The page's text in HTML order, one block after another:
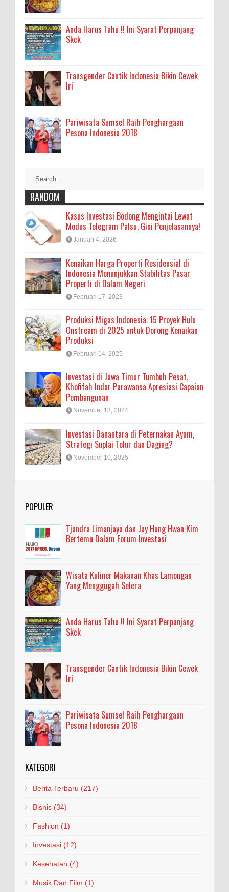
Anda Harus Tahu !! Ini Syarat Perpanjang
Skck
Transgender Cantik Indonesia Bikin Cewek
Iri
Pariwisata Sumsel Raih Penghargaan
Pesona Indonesia 2018
RANDOM
Kasus Investasi Bodong Mengintai Lewat
Modus Telegram Palsu, Gini Penjelasannya!
Januari 4, 2026
Kenaikan Harga Properti Residensial di
Indonesia Menunjukkan Stabilitas Pasar
Properti di Dalam Negeri
Februari 17, 2023
Produksi Migas Indonesia: 15 Proyek Hulu
Onstream di 2025 untuk Dorong Kenaikan
Produksi
Februari 14, 2025
Investasi di Jawa Timur Tumbuh Pesat,
Khofifah Indar Parawansa Apresiasi Capaian
Pembangunan
November 13, 2024
Investasi Danantara di Peternakan Ayam,
Strategi Suplai Telur dan Daging?
November 10, 2025
POPULER
Tjandra Limanjaya dan Jay Hung Hwan Kim
Bertemu Dalam Forum Investasi
Wisata Kuliner Makanan Khas Lamongan
Yang Menggugah Selera
Anda Harus Tahu !! Ini Syarat Perpanjang
Skck
Transgender Cantik Indonesia Bikin Cewek
Iri
Pariwisata Sumsel Raih Penghargaan
Pesona Indonesia 2018
KATEGORI
Berita Terbaru (217)
Bisnis (34)
Fashion (1)
Investasi (12)
Kesehatan (4)
Musik Dan Film (1)